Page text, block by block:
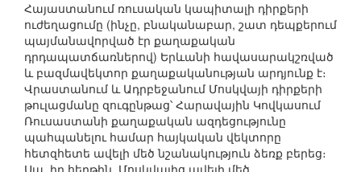
Հայաստանում ռուսական կապիտալի դիրքերի
ուժեղացումը (ինչը, բնականաբար, շատ դեպքերում
պայմանավորված էր քաղաքական
դրդապատճառներով) Երևանի հավասարակշռված
և բազմավեկտոր քաղաքականության արդյունք է։
Վրաստանում և Ադրբեջանում Մոսկվայի դիրքերի
թուլացմանը զուգընթաց՝ Հարավային Կովկասում
Ռուսաստանի քաղաքական ազդեցությունը
պահպանելու համար հայկական վեկտորը
հետզհետե ավելի մեծ նշանակություն ձեռք բերեց։